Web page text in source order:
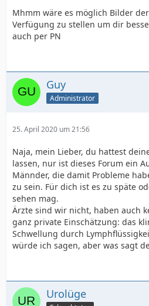
Mhmm wäre es möglich Bilder
Verfügung zu stellen um dir
auch per PN
Guy
Administrator
25. April 2020 um 21:56
Naja, mein Lieber, du hattest
lassen, nur ist dieses Forum ein
Männder, die damit Probleme
zu sein. Für dich ist es zu späte
sehen mag.
Ärzte sind wir nicht, haben auch
ganz private Einschätzung: das
Schwellung durch
würde ich sagen, aber was sagt
Urolüge